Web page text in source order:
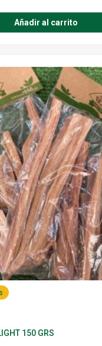
Añadir al carrito
150 GRS